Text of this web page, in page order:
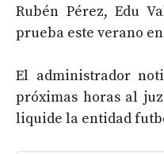
Rubén Pérez, Edu
prueba este verano
El administrador
próximas horas al
liquide la entidad